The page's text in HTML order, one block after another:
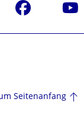
Facebook
Seitenanfang